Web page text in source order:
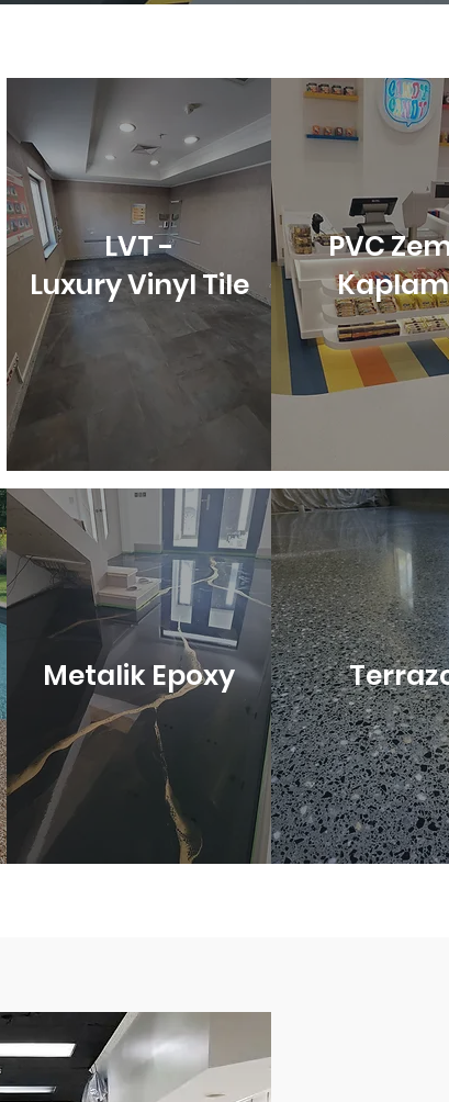
LVT -
Luxury Vinyl Tile
PVC
Metalik Epoxy